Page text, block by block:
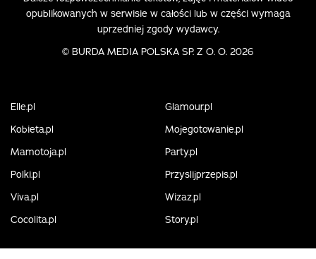
opublikowanych w serwisie w całości lub w części wymaga
uprzedniej zgody wydawcy.
© BURDA MEDIA POLSKA SP. Z O. O. 2026
Elle.pl
Glamour.pl
Kobieta.pl
Mojegotowanie.pl
Mamotoja.pl
Party.pl
Polki.pl
Przyslijprzepis.pl
Viva.pl
Wizaz.pl
Cocolita.pl
Story.pl